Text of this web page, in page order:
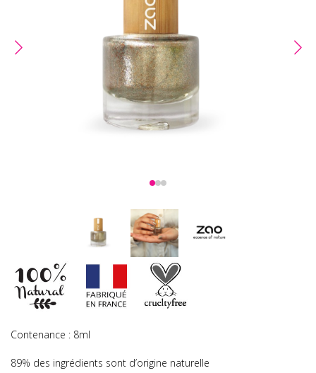
Contenance : 8ml
89% des ingrédients sont d’origine naturelle